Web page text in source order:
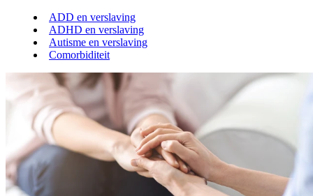
ADD en verslaving
ADHD en verslaving
Autisme en verslaving
Comorbiditeit